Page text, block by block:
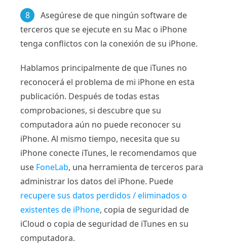
8
Asegúrese de que ningún software de
terceros que se ejecute en su Mac o iPhone
tenga conflictos con la conexión de su iPhone.
Hablamos principalmente de que iTunes no
reconocerá el problema de mi iPhone en esta
publicación. Después de todas estas
comprobaciones, si descubre que su
computadora aún no puede reconocer su
iPhone. Al mismo tiempo, necesita que su
iPhone conecte iTunes, le recomendamos que
use FoneLab, una herramienta de terceros para
administrar los datos del iPhone. Puede
recupere sus datos perdidos / eliminados o
existentes de iPhone, copia de seguridad de
iCloud o copia de seguridad de iTunes en su
computadora.